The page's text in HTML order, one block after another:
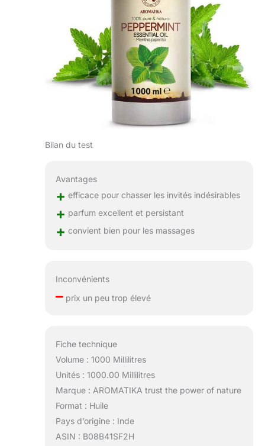
Bilan du test
Avantages
+ efficace pour chasser les invités indésirables
+ parfum excellent et persistant
+ convient bien pour les massages
Inconvénients
–prix un peu trop élevé
Fiche technique
Volume : 1000 Millilitres
Unités : 1000.00 Millilitres
Marque : AROMATIKA trust the power of nature
Format : Huile
Pays d’origine : Inde
ASIN : B08B41SF2H